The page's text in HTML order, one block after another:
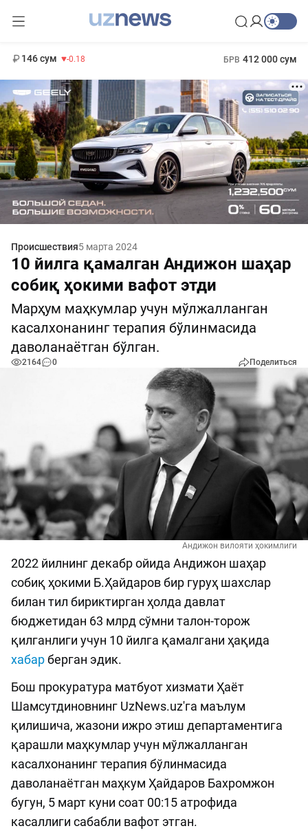
146 сум -0.18 БРВ 412 000 сум
Происшествия5 марта 2024
10 йилга қамалган Андижон шаҳар
собиқ ҳокими вафот этди
Марҳум маҳкумлар учун мўлжалланган
касалхонанинг терапия бўлинмасида
даволанаётган бўлган.
2164 0 Поделиться
Андижон вилояти ҳокимлиги
2022 йилнинг декабр ойида Андижон шаҳар
собиқ ҳокими Б.Ҳайдаров бир гуруҳ шахслар
билан тил бириктирган ҳолда давлат
бюджетидан 63 млрд сўмни талон-торож
қилганлиги учун 10 йилга қамалгани ҳақида
хабарберган эдик.
Бош прокуратура матбуот хизмати Ҳаёт
Шамсутдиновнинг UzNews.uz'га маълум
қилишича, жазони ижро этиш департаментига
қарашли маҳкумлар учун мўлжалланган
касалхонанинг терапия бўлинмасида
даволанаётган маҳкум Ҳайдаров Бахромжон
бугун, 5 март куни соат 00:15 атрофида
касаллиги сабабли вафот этган.